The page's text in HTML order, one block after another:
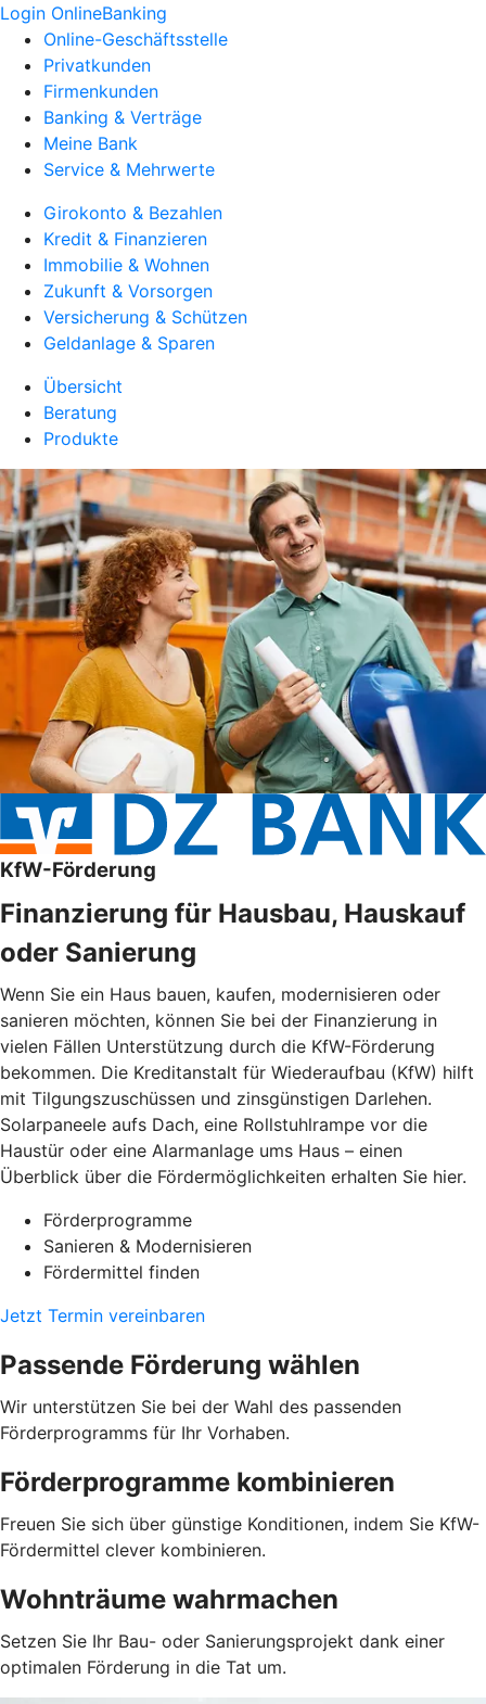
Login OnlineBanking
Online-Geschäftsstelle
Privatkunden
Firmenkunden
Banking & Verträge
Meine Bank
Service & Mehrwerte
Girokonto & Bezahlen
Kredit & Finanzieren
Immobilie & Wohnen
Zukunft & Vorsorgen
Versicherung & Schützen
Geldanlage & Sparen
Übersicht
Beratung
Produkte
KfW-Förderung
Finanzierung für Hausbau, Hauskauf
oder Sanierung
Wenn Sie ein Haus bauen, kaufen, modernisieren oder
sanieren möchten, können Sie bei der Finanzierung in
vielen Fällen Unterstützung durch die KfW-Förderung
bekommen. Die Kreditanstalt für Wiederaufbau (KfW) hilft
mit Tilgungszuschüssen und zinsgünstigen Darlehen.
Solarpaneele aufs Dach, eine Rollstuhlrampe vor die
Haustür oder eine Alarmanlage ums Haus – einen
Überblick über die Fördermöglichkeiten erhalten Sie hier.
Förderprogramme
Sanieren & Modernisieren
Fördermittel finden
Jetzt Termin vereinbaren
Passende Förderung wählen
Wir unterstützen Sie bei der Wahl des passenden
Förderprogramms für Ihr Vorhaben.
Förderprogramme kombinieren
Freuen Sie sich über günstige Konditionen, indem Sie KfW-
Fördermittel clever kombinieren.
Wohnträume wahrmachen
Setzen Sie Ihr Bau- oder Sanierungsprojekt dank einer
optimalen Förderung in die Tat um.